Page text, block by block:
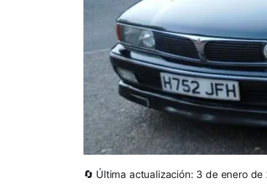
🔄 Última actualización: 3 de enero de